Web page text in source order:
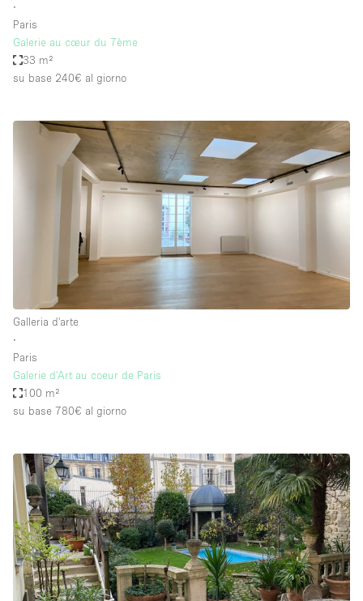
∙
Paris
Galerie au cœur du 7ème
33 m²
su base 240€ al giorno
Galleria d'arte
∙
Paris
Galerie d'Art au coeur de Paris
100 m²
su base 780€ al giorno